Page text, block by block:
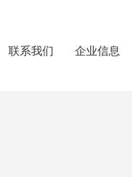
联系我们 企业信息